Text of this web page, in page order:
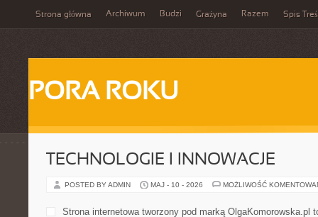
Strona główna Archiwum Budzi Grażyna Razem Spis
PORA ROKU
TECHNOLOGIE I INNOWACJE
POSTED BY ADMIN MAJ - 10 - 2026 MOŻLIWOŚĆ
Strona internetowa tworzony pod marką OlgaKomorowska.pl